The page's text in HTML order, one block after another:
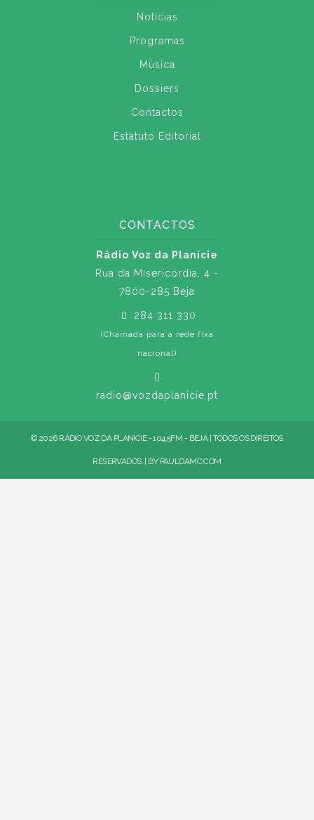
Notícias
Programas
Música
Dossiers
Contactos
Estatuto Editorial
CONTACTOS
Rádio Voz da Planície
Rua da Misericórdia, 4 -
7800-285 Beja
284 311 330
(Chamada para a rede fixa
nacional)
radio@vozdaplanicie.pt
© 2026 RÁDIO VOZ DA PLANÍCIE - 104.5FM - BEJA | TODOS OS DIREITOS
RESERVADOS. | BY PAULOAMC.COM